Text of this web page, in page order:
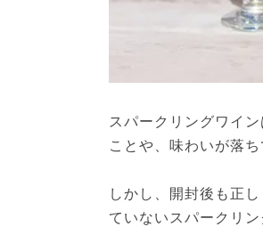
スパークリングワイ
ことや、味わいが落
しかし、開封後も正
ていないスパークリ